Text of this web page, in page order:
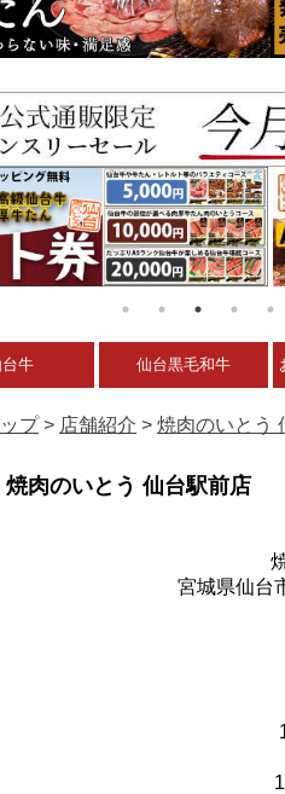
牛 仙台黒毛和牛
プ> 店舗紹介 > 焼肉のいとう
焼肉のいとう 仙台駅前店
宮城県仙台